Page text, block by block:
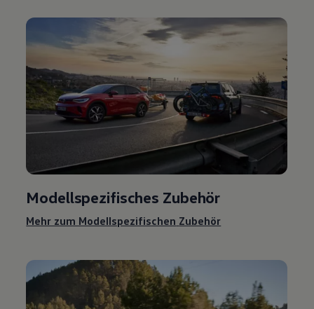
Modellspezifisches Zubehör
Mehr zum Modellspezifischen Zubehör